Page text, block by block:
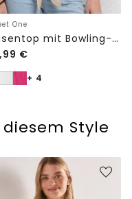
One
Blusentop mit Bowling-Kragen und Knoten
€
+ 4
Style